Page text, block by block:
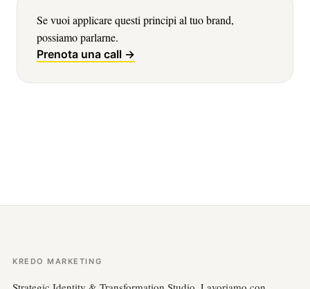
Se vuoi applicare questi principi al tuo brand,
possiamo parlarne.
Prenota una call →
KREDO MARKETING